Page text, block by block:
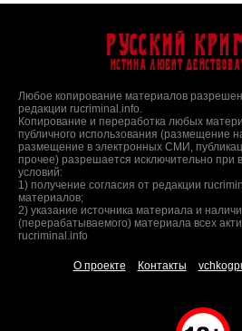
Русский
Истина любит
Любое копирование материалов
редакции rucriminal.info.
Копирование и переработка любых
публичного использования (размещение
размещение в электронных СМИ,
прочее) разрешается исключительно
условий:
1) получение согласия от редакции
материалов;
2) указание источника материала и
(перерабатываемого) материала всех
rucriminal.info
О проекте Контакты